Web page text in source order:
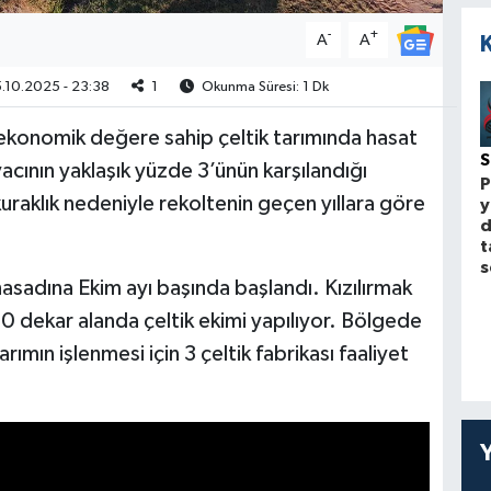
A- A+
- 23:38 1 Okunma Süresi: 1 Dk
ekonomik değere sahip çeltik tarımında hasat
yaklaşık yüzde 3’ünün karşılandığı
nedeniyle rekoltenin geçen yıllara göre
Ekim ayı başında başlandı. Kızılırmak
dekar alanda çeltik ekimi yapılıyor. Bölgede
işlenmesi için 3 çeltik fabrikası faaliyet